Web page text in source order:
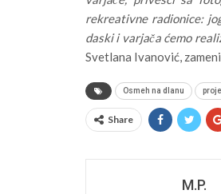
rekreativne radionice:
daski i varjača ćemo
Svetlana Ivanović,
Osmeh na dlanu
Share
M.P.